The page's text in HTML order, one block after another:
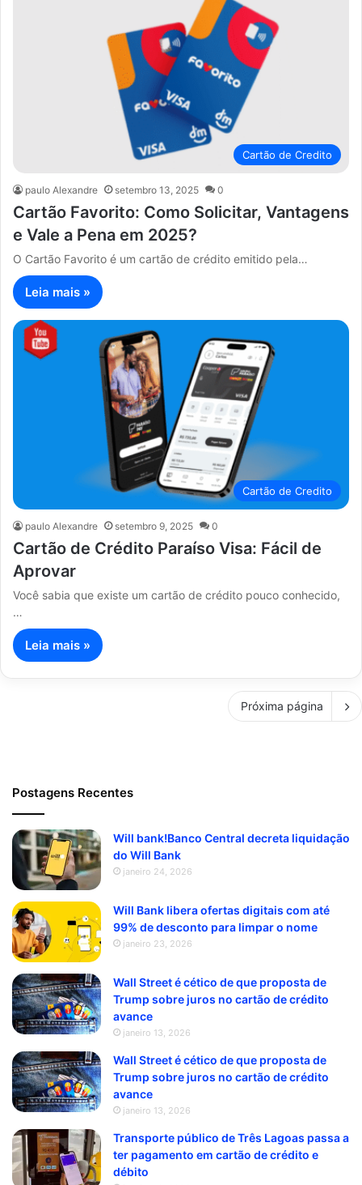
Cartão de Credito
paulo Alexandre setembro 13, 2025 0
Cartão Favorito: Como Solicitar, Vantagens
e Vale a Pena em 2025?
O Cartão Favorito é um cartão de crédito emitido pela…
Leia mais »
Cartão de Credito
paulo Alexandre setembro 9, 2025 0
Cartão de Crédito Paraíso Visa: Fácil de
Aprovar
Você sabia que existe um cartão de crédito pouco conhecido,
…
Leia mais »
Próxima página
Postagens Recentes
Will bank!Banco Central decreta liquidação
do Will Bank
janeiro 24, 2026
Will Bank libera ofertas digitais com até
99% de desconto para limpar o nome
janeiro 23, 2026
Wall Street é cético de que proposta de
Trump sobre juros no cartão de crédito
avance
janeiro 13, 2026
Wall Street é cético de que proposta de
Trump sobre juros no cartão de crédito
avance
janeiro 13, 2026
Transporte público de Três Lagoas passa a
ter pagamento em cartão de crédito e
débito